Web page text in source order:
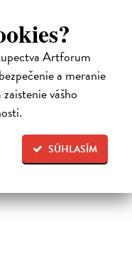
Artforum
a meranie
vášho
SÚHLASÍM
roku 1915, v ktorej sa
rána prebudí v posteli ako